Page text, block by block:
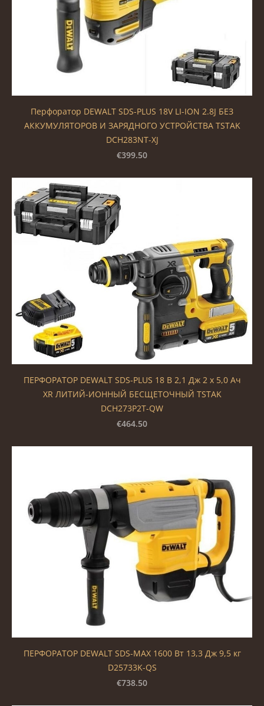
Перфоратор DEWALT SDS-PLUS 18V LI-ION 2.8J БЕЗ
АККУМУЛЯТОРОВ И ЗАРЯДНОГО УСТРОЙСТВА TSTAK
DCH283NT-XJ
€399.50
ПЕРФОРАТОР DEWALT SDS-PLUS 18 В 2,1 Дж 2 x 5,0 Ач
XR ЛИТИЙ-ИОННЫЙ БЕСЩЕТОЧНЫЙ TSTAK
DCH273P2T-QW
€464.50
ПЕРФОРАТОР DEWALT SDS-MAX 1600 Вт 13,3 Дж 9,5 кг
D25733K-QS
€738.50